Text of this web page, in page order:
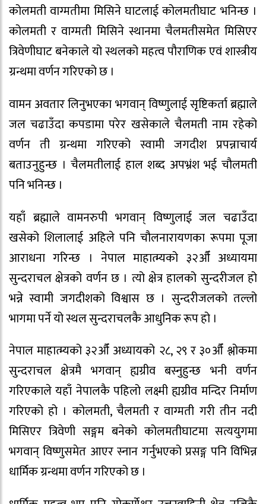
कोलमती वाग्मतीमा मिसिने घाटलाई कोलमतीघाट भनिन्छ ।
कोलमती र वाग्मती मिसिने स्थानमा चैलमतीसमेत मिसिएर
त्रिवेणीघाट बनेकाले यो स्थलको महत्व पौराणिक एवं शास्त्रीय
ग्रन्थमा वर्णन गरिएको छ ।
वामन अवतार लिनुभएका भगवान् विष्णुलाई सृष्टिकर्ता ब्रह्माले
जल चढाउँदा कपडामा परेर खसेकाले चैलमती नाम रहेको
वर्णन ती ग्रन्थमा गरिएको स्वामी जगदीश प्रपन्नाचार्य
बताउनुहुन्छ । चैलमतीलाई हाल शब्द अपभ्रंश भई चौलमती
पनि भनिन्छ ।
यहाँ ब्रह्माले वामनरुपी भगवान् विष्णुलाई जल चढाउँदा
खसेको शिलालाई अहिले पनि चौलनारायणका रूपमा पूजा
आराधना गरिन्छ । नेपाल माहात्म्यको ३२औँ अध्यायमा
सुन्दराचल क्षेत्रको वर्णन छ । त्यो क्षेत्र हालको सुन्दरीजल हो
भन्ने स्वामी जगदीशको विश्वास छ । सुन्दरीजलको तल्लो
भागमा पर्ने यो स्थल सुन्दराचलकै आधुनिक रूप हो ।
नेपाल माहात्म्यको ३२औँ अध्यायको २८, २९ र ३०औँ श्लोकमा
सुन्दराचल क्षेत्रमै भगवान् ह्यग्रीव बस्नुहुन्छ भनी वर्णन
गरिएकाले यहाँ नेपालकै पहिलो लक्ष्मी ह्यग्रीव मन्दिर निर्माण
गरिएको हो । कोलमती, चैलमती र वाग्मती गरी तीन नदी
मिसिएर त्रिवेणी सङ्गम बनेको कोलमतीघाटमा सत्ययुगमा
भगवान् विष्णुसमेत आएर स्नान गर्नुभएको प्रसङ्ग पनि विभिन्न
धार्मिक ग्रन्थमा वर्णन गरिएको छ ।